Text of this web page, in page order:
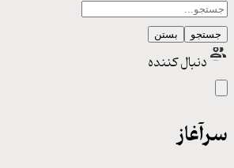
جستجو بستن
دنبال کننده
سرآغاز